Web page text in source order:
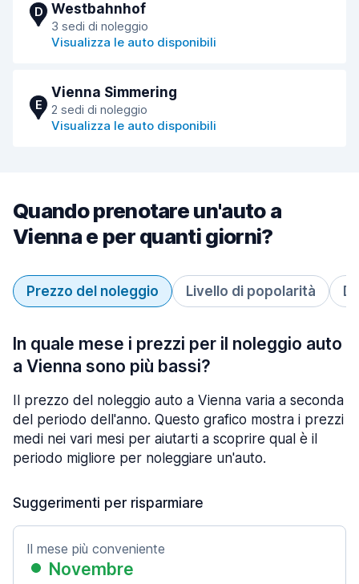
D Westbahnhof
3 sedi di noleggio
Visualizza le auto disponibili
E
Vienna Simmering
2 sedi di noleggio
Visualizza le auto disponibili
Quando prenotare un'auto a
Vienna e per quanti giorni?
Prezzo del noleggio Livello di popolarità
In quale mese i prezzi per il noleggio auto
a Vienna sono più bassi?
Il prezzo del noleggio auto a Vienna varia a seconda
del periodo dell'anno. Questo grafico mostra i prezzi
medi nei vari mesi per aiutarti a scoprire qual è il
periodo migliore per noleggiare un'auto.
Suggerimenti per risparmiare
Il mese più conveniente
Novembre